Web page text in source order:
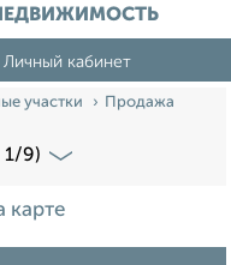
Личный кабинет
участки
Продажа
1/9)
карте